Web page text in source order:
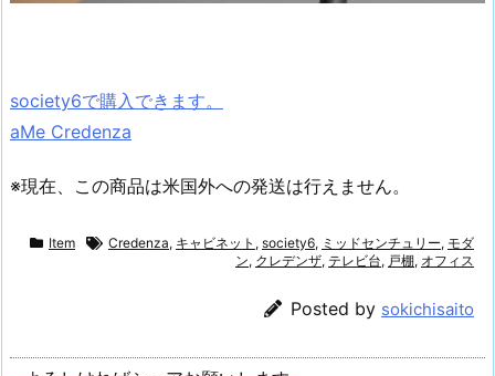
society6で購入できます。
aMe Credenza
※現在、この商品は米国外への発送は行えません。
Item Credenza, キャビネット , society6, ミッドセンチュリー, モダ
ン, クレデンザ, テレビ台, 戸棚, オフィス
Posted by sokichisaito